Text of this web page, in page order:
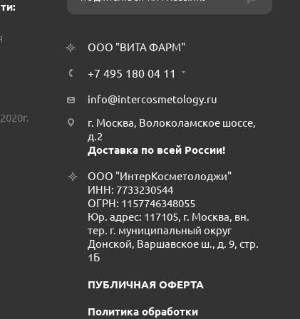
ООО "ВИТА ФАРМ"
+7 495 180 04 11
info@intercosmetology.ru
г. Москва, Волоколамское шоссе,
д.2
Доставка по всей России!
ООО "ИнтерКосметолоджи"
ИНН: 7733230544
ОГРН: 1157746348055
Юр. адрес: 117105, г. Москва, вн.
тер. г. муниципальный округ
Донской, Варшавское ш., д. 9, стр.
1Б
ПУБЛИЧНАЯ ОФЕРТА
Политика обработки